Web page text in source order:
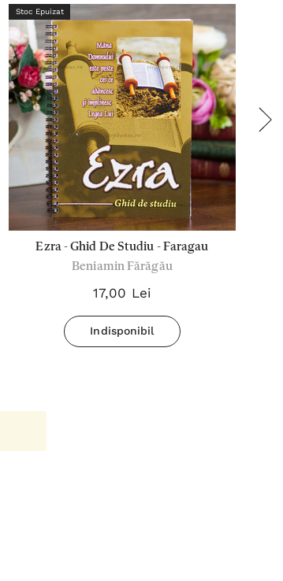
Stoc Epuizat
Ezra - Ghid De Studiu - Faragau
Beniamin Fărăgău
17,00 Lei
Indisponibil